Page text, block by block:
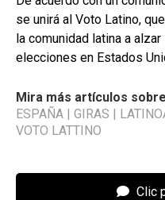
se unirá al Voto Latino,
la comunidad latina a
elecciones en Estados
Mira más artículos
ESPAÑA | GIRAS |
VOTO LATTINO
Clic